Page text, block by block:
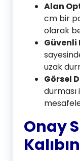
Alan
cm bir
olarak
Güvenli
uzak
Görsel
Onay